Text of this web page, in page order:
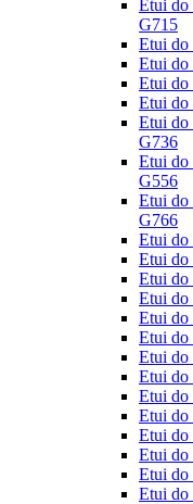
Etui do
G715
Etui do
Etui do
Etui do
Etui do
Etui do
G736
Etui do
G556
Etui do
G766
Etui do
Etui do
Etui do
Etui do
Etui do
Etui do
Etui do
Etui do
Etui do
Etui do
Etui do
Etui do
Etui do
Etui do